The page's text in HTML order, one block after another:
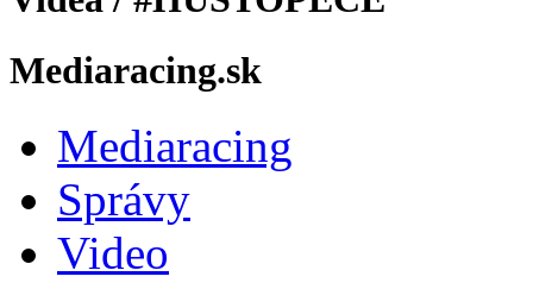
Mediaracing.sk
Mediaracing
Správy
Video